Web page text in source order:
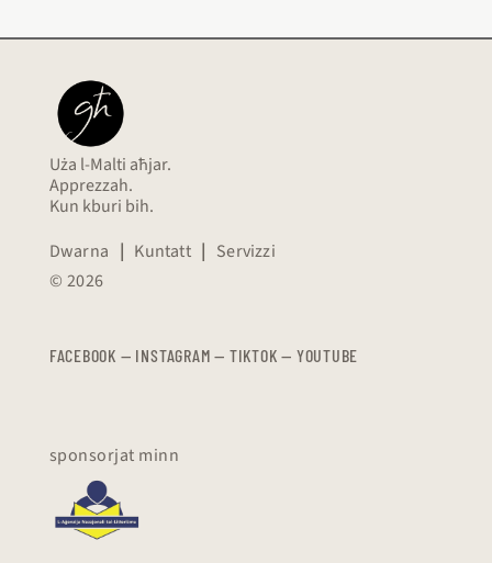
Uża l-Malti aħjar.
Apprezzah.
Kun kburi bih.
Dwarna | Kuntatt | Servizzi
© 2026
FACEBOOK — INSTAGRAM — TIKTOK — YOUTUBE
sponsorjat minn